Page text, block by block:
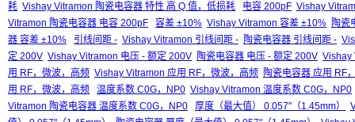
耗 Vishay Vitramon 陶瓷电容器 特性 高 Q 值，低损耗 电容 200pF Vishay
Vitramon 陶瓷电容器 电容 200pF
容差 ±10% Vishay Vitramon 容差 ±10% 陶瓷
器 容差 ±10%
引线间距 - Vishay Vitramon 引线间距 - 陶瓷电容器 引线间距 -
定 200V Vishay Vitramon 电压 - 额定 200V 陶瓷电容器 电压 - 额定 200V Vishay
用 RF，微波，高频 Vishay Vitramon 应用 RF，微波，高频
陶瓷电容器 应用 RF
用 RF，微波，高频
温度系数 C0G，NP0 Vishay Vitramon 温度系数 C0G，NP0
Vitramon 陶瓷电容器 温度系数 C0G，NP0
厚度（最大值） 0.057"（1.45mm）